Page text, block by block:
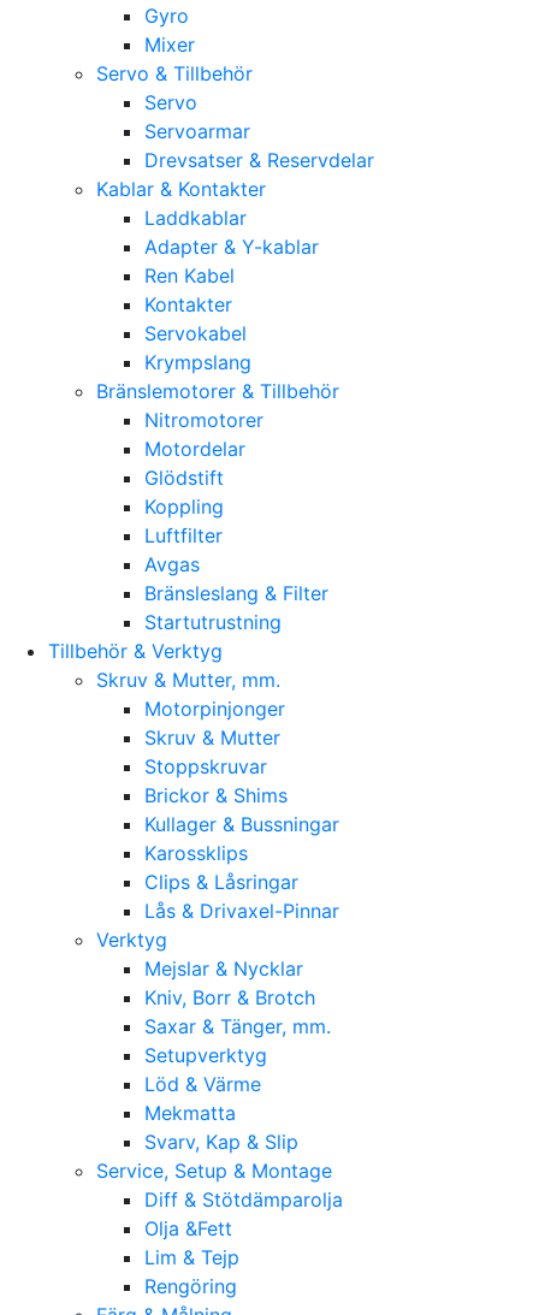
Gyro
Mixer
Servo & Tillbehör
Servo
Servoarmar
Drevsatser & Reservdelar
Kablar & Kontakter
Laddkablar
Adapter & Y-kablar
Ren Kabel
Kontakter
Servokabel
Krympslang
Bränslemotorer & Tillbehör
Nitromotorer
Motordelar
Glödstift
Koppling
Luftfilter
Avgas
Bränsleslang & Filter
Startutrustning
Tillbehör & Verktyg
Skruv & Mutter, mm.
Motorpinjonger
Skruv & Mutter
Stoppskruvar
Brickor & Shims
Kullager & Bussningar
Karossklips
Clips & Låsringar
Lås & Drivaxel-Pinnar
Verktyg
Mejslar & Nycklar
Kniv, Borr & Brotch
Saxar & Tänger, mm.
Setupverktyg
Löd & Värme
Mekmatta
Svarv, Kap & Slip
Service, Setup & Montage
Diff & Stötdämparolja
Olja &Fett
Lim & Tejp
Rengöring